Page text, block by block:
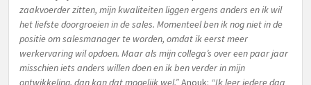
zaakvoerder zitten, mijn kwaliteiten liggen ergens anders en ik wil
het liefste doorgroeien in de sales. Momenteel ben ik nog niet in de
positie om salesmanager te worden, omdat ik eerst meer
werkervaring wil opdoen. Maar als mijn collega’s over een paar jaar
misschien iets anders willen doen en ik ben verder in mijn
ontwikkeling, dan kan dat mogelijk wel.”Anouk: “Ik leer iedere dag